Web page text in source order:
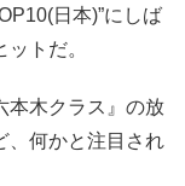
日本)”にしば
トだ。
本木クラス』の放
、何かと注目され